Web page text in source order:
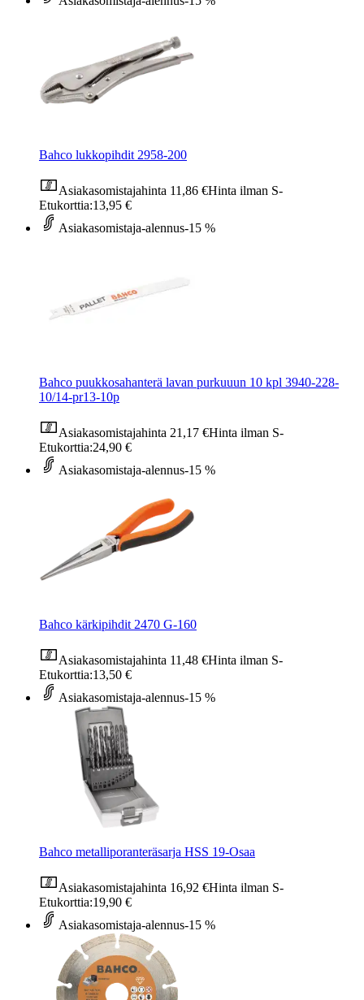
Bahco lukkopihdit 2958-200
Asiakasomistajahinta 11,86 €Hinta ilman S-
Etukorttia:13,95 €
Asiakasomistaja-alennus-15 %
Bahco puukkosahanterä lavan purkuuun 10 kpl 3940-228-
10/14-pr13-10p
Asiakasomistajahinta 21,17 €Hinta ilman S-
Etukorttia:24,90 €
Asiakasomistaja-alennus-15 %
Bahco kärkipihdit 2470 G-160
Asiakasomistajahinta 11,48 €Hinta ilman S-
Etukorttia:13,50 €
Asiakasomistaja-alennus-15 %
Bahco metalliporanteräsarja HSS 19-Osaa
Asiakasomistajahinta 16,92 €Hinta ilman S-
Etukorttia:19,90 €
Asiakasomistaja-alennus-15 %